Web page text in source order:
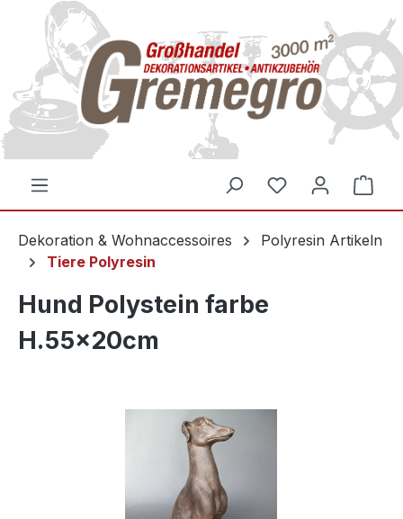
springen
Dekoration & Wohnaccessoires
Polyresin Artikeln
Tiere Polyresin
Hund Polystein farbe
H.55x20cm